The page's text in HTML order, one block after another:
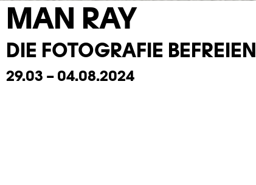
MAN RAY
DIE FOTOGRAFIE BEFREIEN
29.03 – 04.08.2024